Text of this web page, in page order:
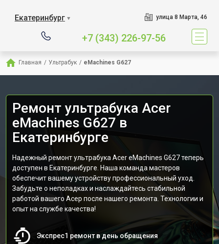
Екатеринбург ▼ улица 8 Марта, 46
+7 (343) 226-97-56
Главная / Ультрабук / eMachines G627
Ремонт ультрабука Acer
eMachines G627 в
Екатеринбурге
Надежный ремонт ультрабука Acer eMachines G627 теперь
доступен в Екатеринбурге. Наша команда мастеров
обеспечит вашему устройству профессиональный уход.
Забудьте о неполадках и наслаждайтесь стабильной
работой вашего Асер после нашего ремонта. Технологии и
опыт на службе качества!
Экспрес1 ремонт в день обращения